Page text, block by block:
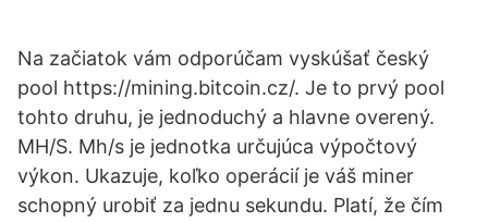
Na začiatok vám odporúčam vyskúšať český
pool https://mining.bitcoin.cz/. Je to prvý pool
tohto druhu, je jednoduchý a hlavne overený.
MH/S. Mh/s je jednotka určujúca výpočtový
výkon. Ukazuje, koľko operácií je váš miner
schopný urobiť za jednu sekundu. Platí, že čím